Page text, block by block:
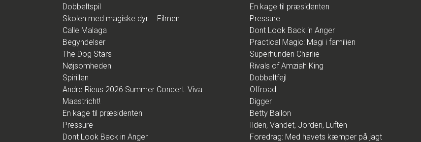
Dobbeltspil
Skolen med magiske dyr – Filmen
Calle Malaga
Begyndelser
The Dog Stars
Nøjsomheden
Spirillen
Andre Rieus 2026 Summer Concert: Viva
Maastricht!
En kage til præsidenten
Pressure
Dont Look Back in Anger
En kage til præsidenten
Pressure
Dont Look Back in Anger
Practical Magic: Magi i familien
Superhunden Charlie
Rivals of Amziah King
Dobbeltfejl
Offroad
Digger
Betty Ballon
Ilden, Vandet, Jorden, Luften
Foredrag: Med havets kæmper på jagt